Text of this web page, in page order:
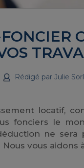
Rédigé par Julie
locatif,
fonciers le
ne
vous aidons